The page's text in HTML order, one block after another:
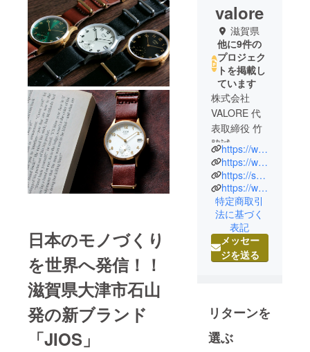
日本のモノづくり
を世界へ発信！！
滋賀県大津市石山
発の新ブランド
「JIOS」
valore
滋賀県
他に9件の
プロジェク
トを掲載し
ています
株式会社
VALORE 代
表取締役 竹
脇誠
2009年に創
業し、腕時
計・レザー
アイテム・
アクセサ
リーなどの
企画、販売
を行ってま
での経験と
上げた繋が
https://www.jios-jp.com/
https://www.jios-en.com/
https://soue-pair.com/
https://www.rakuten.co.jp/hapian/
特定商取引
法に基づく
表記
メッセー
ジを送る
リターンを
選ぶ